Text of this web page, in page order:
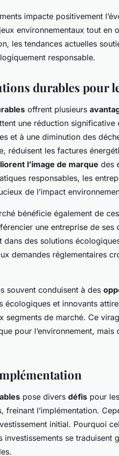
impacte positivement
environnementaux tout en
les tendances actuelles
responsable.
durables pour
offrent plusieurs
une réduction
et à une diminution des
réduisent les factures
l’image de marque des
responsables, les
de l’impact
bénéficie également de
une entreprise de ses
dans des solutions
demandes réglementaires
souvent conduisent à des
écologiques et innovants
segments de marché. Ce
pour l’environnement, mais
pose divers défis pour
freinant l’implémentation.
initial. Pourquoi
investissements se traduisent